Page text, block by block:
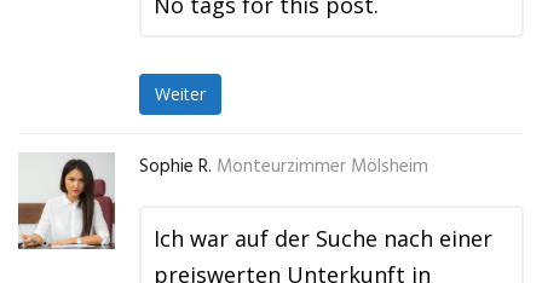
Weiter
Sophie R. Monteurzimmer Mölsheim
Ich war auf der Suche nach einer
preiswerten Unterkunft in